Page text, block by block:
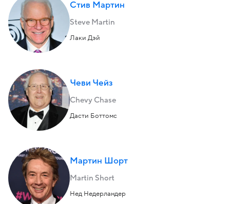
Стив Мартин
Steve Martin
Лаки Дэй
Чеви Чейз
Chevy Chase
Дасти Боттомс
Мартин Шорт
Martin Short
Нед Недерландер